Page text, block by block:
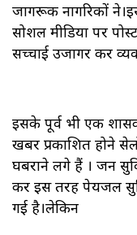
जागरूक नागरिकों
सोशल मीडिया पर
सच्चाई उजागर कर
इसके पूर्व भी एक
खबर प्रकाशित होने
घबराने लगे हैं । जन
कर इस तरह पेयजल
गई है।लेकिन